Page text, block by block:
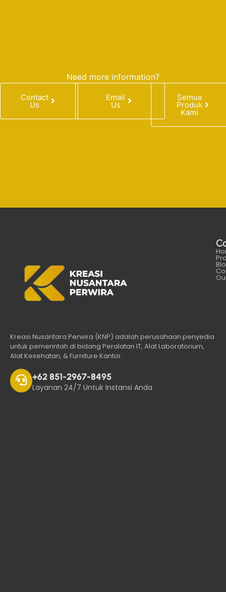
Need more information?
Contact
Us
Email
Us
Semua
Produk
Kami
Kreasi Nusantara Perwira (KNP) adalah perusahaan penyedia
untuk pemerintah di bidang Peralatan IT, Alat Laboratorium,
Alat Kesehatan, & Furniture Kantor.
+62 851-2967-8495
Layanan 24/7 Untuk Instansi Anda